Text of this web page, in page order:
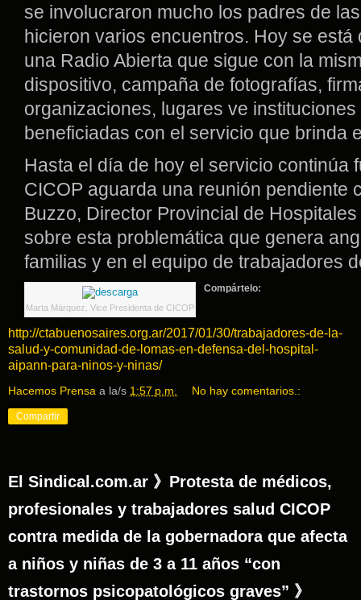
se involucraron mucho los padres de
hicieron varios encuentros. Hoy se está
una Radio Abierta que sigue con la
dispositivo, campaña de fotografías,
organizaciones, lugares ve
beneficiadas con el servicio que brinda
Hasta el día de hoy el servicio continúa
CICOP aguarda una reunión pendiente
Buzzo, Director Provincial de
sobre esta problemática que genera
familias y en el equipo de trabajadores
Marta Márquez, Vice Presidenta de CICOP
Compártelo:
http://ctabuenosaires.org.ar/2017/01/30/trabajadores-de-la-
salud-y-comunidad-de-lomas-en-defensa-del-hospital-
aipann-para-ninos-y-ninas/
Hacemos Prensa a la/s 1:57 p.m. No hay comentarios.:
Compartir
El Sindical.com.ar 》Protesta de médicos,
profesionales y trabajadores salud CICOP
contra medida de la gobernadora que afecta
a niños y niñas de 3 a 11 años “con
trastornos psicopatológicos graves” 》